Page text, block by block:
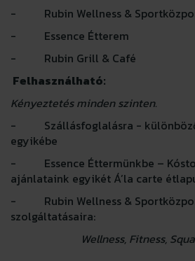
- Rubin Wellness &
- Essence Étterem
- Rubin Grill & Café
Felhasználható:
Kényeztetés minden szinten.
- Szállásfoglalásra - különböző
egyikébe
- Essence Éttermünkbe –
ajánlataink egyikét Á’la carte
- Rubin Wellness &
szolgáltatásaira:
Wellness, Fitness,